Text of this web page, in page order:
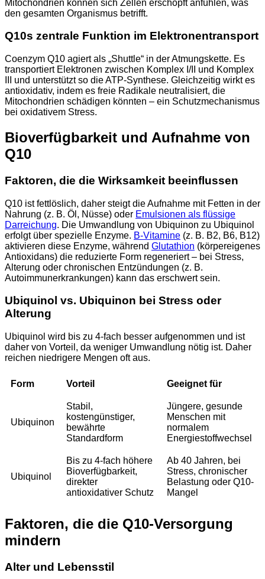
Mitochondrien können sich Zellen erschöpft anfühlen, was
den gesamten Organismus betrifft.
Q10s zentrale Funktion im Elektronentransport
Coenzym Q10 agiert als „Shuttle“ in der Atmungskette. Es
transportiert Elektronen zwischen Komplex I/II und Komplex
III und unterstützt so die ATP-Synthese. Gleichzeitig wirkt es
antioxidativ, indem es freie Radikale neutralisiert, die
Mitochondrien schädigen könnten – ein Schutzmechanismus
bei oxidativem Stress.
Bioverfügbarkeit und Aufnahme von
Q10
Faktoren, die die Wirksamkeit beeinflussen
Q10 ist fettlöslich, daher steigt die Aufnahme mit Fetten in der
Nahrung (z. B. Öl, Nüsse) oder Emulsionen als flüssige
Darreichung. Die Umwandlung von Ubiquinon zu Ubiquinol
erfolgt über spezielle Enzyme. B-Vitamine (z. B. B2, B6, B12)
aktivieren diese Enzyme, während Glutathion (körpereigenes
Antioxidans) die reduzierte Form regeneriert – bei Stress,
Alterung oder chronischen Entzündungen (z. B.
Autoimmunerkrankungen) kann das erschwert sein.
Ubiquinol vs. Ubiquinon bei Stress oder
Alterung
Ubiquinol wird bis zu 4-fach besser aufgenommen und ist
daher von Vorteil, da weniger Umwandlung nötig ist. Daher
reichen niedrigere Mengen oft aus.
Form Vorteil Geeignet für
Ubiquinon
Stabil,
kostengünstiger,
bewährte
Standardform
Jüngere, gesunde
Menschen mit
normalem
Energiestoffwechsel
Ubiquinol
Bis zu 4-fach höhere
Bioverfügbarkeit,
direkter
antioxidativer Schutz
Ab 40 Jahren, bei
Stress, chronischer
Belastung oder Q10-
Mangel
Faktoren, die die Q10‑Versorgung
mindern
Alter und Lebensstil